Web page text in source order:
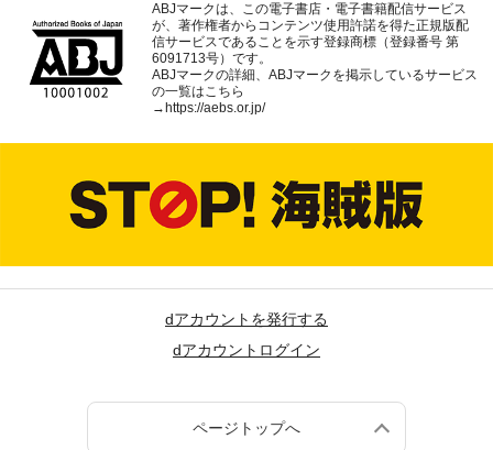
ABJマークは、この電子書店・電子書籍配信サービス
が、著作権者からコンテンツ使用許諾を得た正規版配
信サービスであることを示す登録商標（登録番号 第
6091713号）です。
ABJマークの詳細、ABJマークを掲示しているサービス
の一覧はこちら
→ https://aebs.or.jp/
dアカウントを発行する
dアカウントログイン
ページトップへ